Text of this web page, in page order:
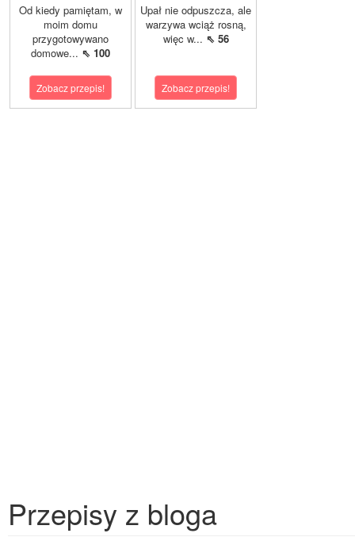
Od kiedy pamiętam, w
moim domu
przygotowywano
domowe... ⇖ 100
Zobacz przepis!
Upał nie odpuszcza, ale
warzywa wciąż rosną,
więc w... ⇖ 56
Zobacz przepis!
Przepisy z bloga